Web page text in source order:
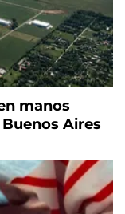
manos
Aires